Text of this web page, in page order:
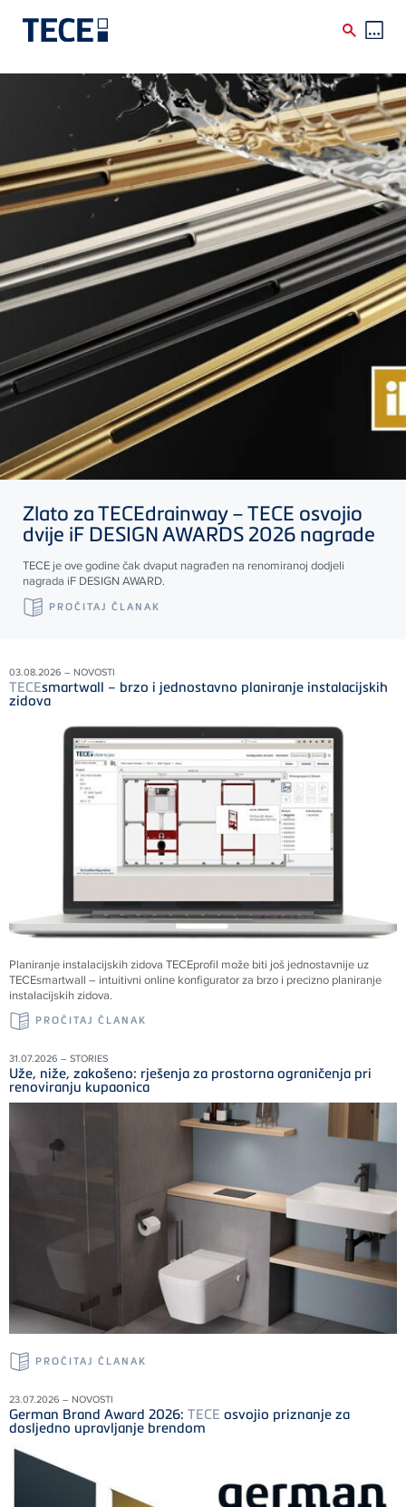
Skip to main content
Zlato zaTECEdrainway –TECE osvojio
dvije iF DESIGN AWARDS 2026 nagrade
TECE je ove godine čak dvaput nagrađen na renomiranoj dodjeli
nagrada iF DESIGN AWARD.
PROČITAJ ČLANAK
03.08.2026 – NOVOSTI
TECEsmartwall – brzo i jednostavno planiranje instalacijskih
zidova
Planiranje instalacijskih zidova TECEprofil može biti još jednostavnije uz
TECEsmartwall – intuitivni online konfigurator za brzo i precizno planiranje
instalacijskih zidova.
PROČITAJ ČLANAK
31.07.2026 – STORIES
Uže, niže, zakošeno: rješenja za prostorna ograničenja pri
renoviranju kupaonica
PROČITAJ ČLANAK
23.07.2026 – NOVOSTI
German Brand Award 2026: TECE osvojio priznanje za
dosljedno upravljanje brendom